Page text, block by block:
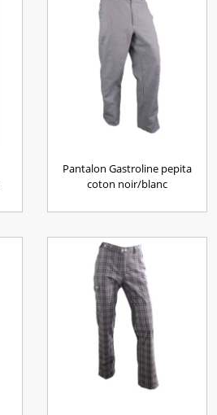
Pantalon Gastroline pepita
coton noir/blanc